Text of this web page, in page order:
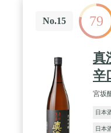
No.15 79
真
辛
宮坂
日本
日本